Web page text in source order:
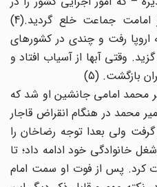
آن دوره به عهده داشت – از امامت جماعت خلع گردید.(4)
اروپا رفت و چندی در کشورهای
وقتی آبها از آسیاب افتاد و
بازگشت. (5)
محمد امامی جانشین او شد که
محمد در هنگام انقراض قاجار
ولی بعدا توجه رضاخان را
خانوادگی خود ادامه داد؛ تا
کرد. پس از فوت او سمت امام